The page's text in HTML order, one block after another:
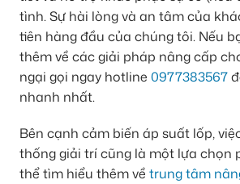
tình. Sự hài lòng và an tâm của
tiên hàng đầu của chúng tôi. Nếu
thêm về các giải pháp nâng cấp
ngại gọi ngay hotline 0977383567
nhanh nhất.
Bên cạnh cảm biến áp suất lốp,
thống giải trí cũng là một lựa chọn
thể tìm hiểu thêm về trung tâm